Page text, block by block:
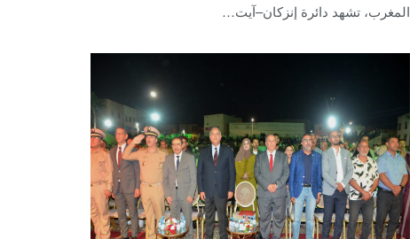
المغرب، تشهد دائرة إنزكان–آيت…